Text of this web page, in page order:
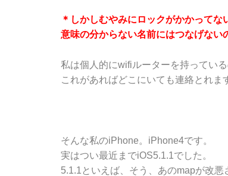
＊しかしむやみにロックがかかって
意味の分からない名前にはつなげない
私は個人的にwifiルーターを持ってい
これがあればどこにいても連絡とれま
そんな私のiPhone。iPhone4です。
実はつい最近までiOS5.1.1でした。
5.1.1といえば、そう、あのmapが改